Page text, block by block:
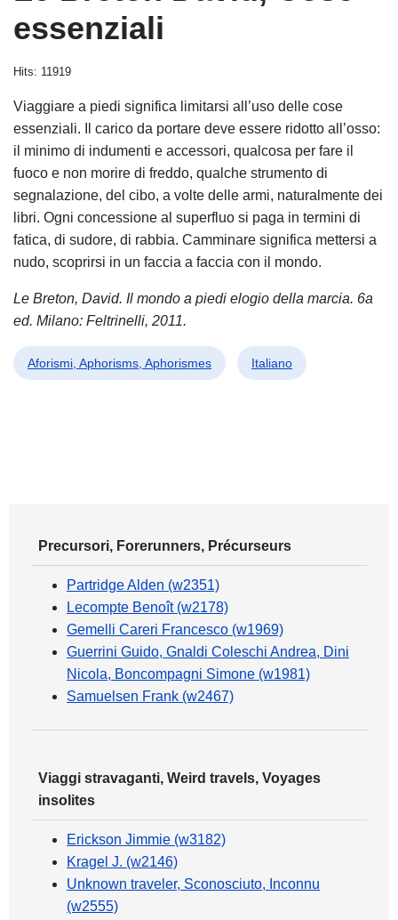
essenziali
Hits: 11919
Viaggiare a piedi significa limitarsi all’uso delle cose
essenziali. Il carico da portare deve essere ridotto all’osso:
il minimo di indumenti e accessori, qualcosa per fare il
fuoco e non morire di freddo, qualche strumento di
segnalazione, del cibo, a volte delle armi, naturalmente dei
libri. Ogni concessione al superfluo si paga in termini di
fatica, di sudore, di rabbia. Camminare significa mettersi a
nudo, scoprirsi in un faccia a faccia con il mondo.
Le Breton, David. Il mondo a piedi elogio della marcia. 6a
ed. Milano: Feltrinelli, 2011.
Aforismi, Aphorisms, Aphorismes Italiano
Precursori, Forerunners, Précurseurs
Partridge Alden (w2351)
Lecompte Benoît (w2178)
Gemelli Careri Francesco (w1969)
Guerrini Guido, Gnaldi Coleschi Andrea, Dini
Nicola, Boncompagni Simone (w1981)
Samuelsen Frank (w2467)
Viaggi stravaganti, Weird travels, Voyages
insolites
Erickson Jimmie (w3182)
Kragel J. (w2146)
Unknown traveler, Sconosciuto, Inconnu
(w2555)